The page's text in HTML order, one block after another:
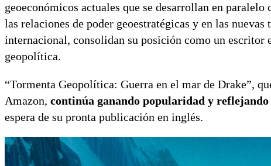
geoeconómicos actuales que se desarrollan en
las relaciones de poder geoestratégicas y en las
internacional, consolidan su posición como un escritor
geopolítica.
“Tormenta Geopolítica: Guerra en el mar de Drake”,
Amazon, continúa ganando popularidad y
espera de su pronta publicación en inglés.